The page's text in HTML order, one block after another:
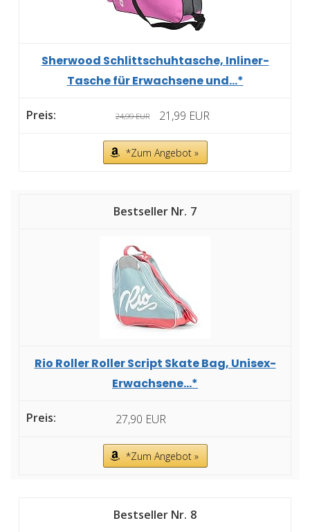
Sherwood Schlittschuhtasche, Inliner-
Tasche für Erwachsene und...*
24,99 EUR 21,99 EUR
*Zum Angebot »
7
Rio Roller Roller Script Skate Bag, Unisex-
Erwachsene...*
27,90 EUR
*Zum Angebot »
8